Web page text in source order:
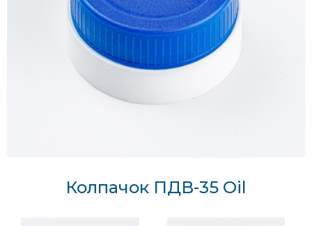
Колпачок ПДВ-35 Oil